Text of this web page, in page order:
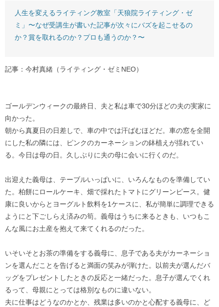
人生を変えるライティング教室「天狼院ライティング・ゼ
ミ」〜なぜ受講生が書いた記事が次々にバズを起こせるの
か？賞を取れるのか？プロも通うのか？〜
記事：今村真緒（ライティング・ゼミNEO）
ゴールデンウィークの最終日、夫と私は車で30分ほどの夫の実家に
向かった。
朝から真夏日の日差しで、車の中では汗ばむほどだ。車の窓を全開
にした私の隣には、ピンクのカーネーションの鉢植えが揺れてい
る。今日は母の日。久しぶりに夫の母に会いに行くのだ。
出迎えた義母は、テーブルいっぱいに、いろんなものを準備してい
た。柏餅にロールケーキ、畑で採れたトマトにグリーンピース。健
康に良いからとヨーグルト飲料を1ケースに、私が簡単に調理できる
ようにと下ごしらえ済みの筍。義母はうちに来るときも、いつもこ
んな風にお土産を抱えて来てくれるのだった。
いそいそとお茶の準備をする義母に、息子である夫がカーネーショ
ンを選んだことを告げると満面の笑みが弾けた。以前夫が選んだバ
ッグをプレゼントしたときの反応と一緒だった。息子が選んでくれ
るって、母親にとっては格別なものに違いない。
夫に仕事はどうなのかとか、残業は多いのかと心配する義母に、ど